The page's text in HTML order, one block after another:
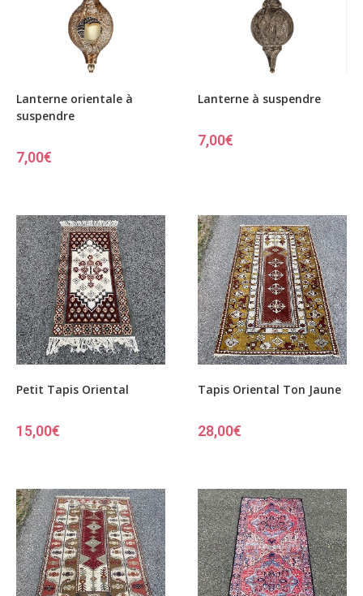
Lanterne orientale à
suspendre
7,00€
Lanterne à suspendre
7,00€
Petit Tapis Oriental
15,00€
Tapis Oriental Ton Jaune
28,00€